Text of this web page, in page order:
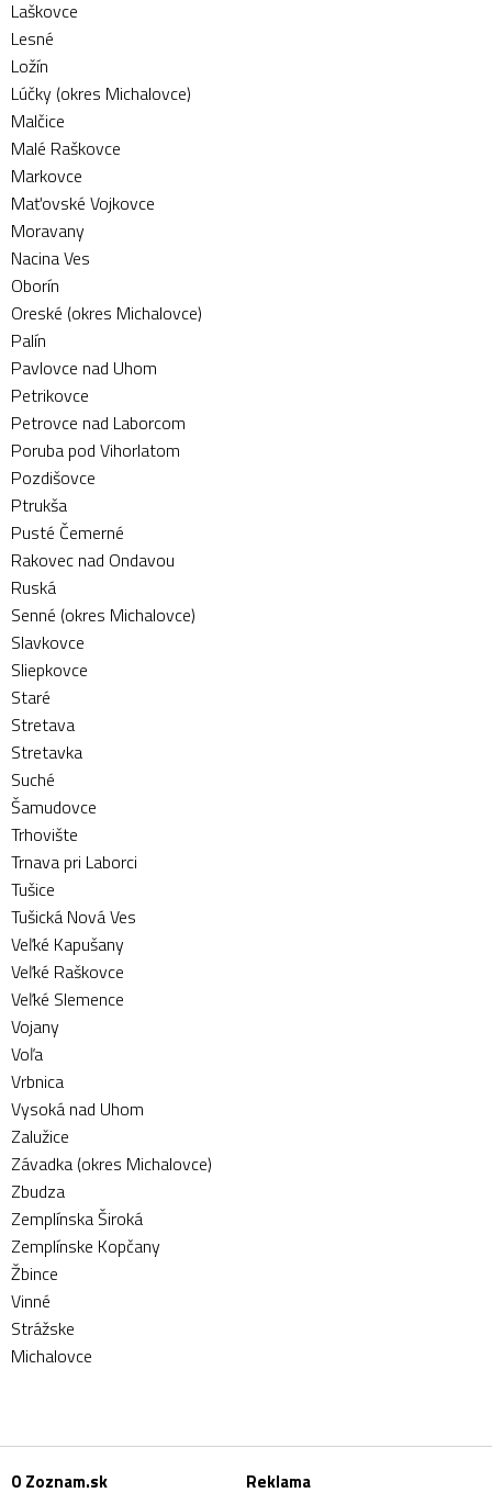
Laškovce
Lesné
Ložín
Lúčky (okres Michalovce)
Malčice
Malé Raškovce
Markovce
Maťovské Vojkovce
Moravany
Nacina Ves
Oborín
Oreské (okres Michalovce)
Palín
Pavlovce nad Uhom
Petrikovce
Petrovce nad Laborcom
Poruba pod Vihorlatom
Pozdišovce
Ptrukša
Pusté Čemerné
Rakovec nad Ondavou
Ruská
Senné (okres Michalovce)
Slavkovce
Sliepkovce
Staré
Stretava
Stretavka
Suché
Šamudovce
Trhovište
Trnava pri Laborci
Tušice
Tušická Nová Ves
Veľké Kapušany
Veľké Raškovce
Veľké Slemence
Vojany
Voľa
Vrbnica
Vysoká nad Uhom
Zalužice
Závadka (okres Michalovce)
Zbudza
Zemplínska Široká
Zemplínske Kopčany
Žbince
Vinné
Strážske
Michalovce
O Zoznam.sk Reklama